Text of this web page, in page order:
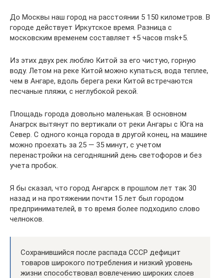
До Москвы наш город на расстоянии 5 150 километров. В
городе действует Иркутское время. Разница с
московским временем составляет +5 часов msk+5.
Из этих двух рек люблю Китой за его чистую, горную
воду. Летом на реке Китой можно купаться, вода теплее,
чем в Ангаре, вдоль берега реки Китой встречаются
песчаные пляжи, с неглубокой рекой.
Площадь города довольно маленькая. В основном
Анагрск вытянут по вертикали от реки Ангары с Юга на
Север. С одного конца города в другой конец, на машине
можно проехать за 25 — 35 минут, с учетом
перенастройки на сегодняшний день светофоров и без
учета пробок.
Я бы сказал, что город Ангарск в прошлом лет так 30
назад и на протяжении почти 15 лет был городом
предпринимателей, в то время более подходило слово
челноков.
Сохранившийся после распада СССР дефицит
товаров широкого потребления и низкий уровень
жизни способствовал вовлечению широких слоев